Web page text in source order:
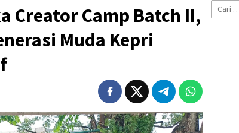
Creator Camp Batch II,
Muda Kepri
Cari
untuk: